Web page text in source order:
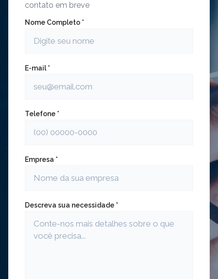
contato em breve
Nome Completo *
E-mail *
Telefone *
Empresa *
Descreva sua necessidade *